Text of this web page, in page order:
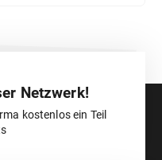
Netzwerk!
kostenlos ein Teil